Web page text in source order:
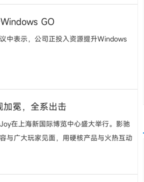
GO
中表示，公司正投入资源提升Windows
冕，全系出击
在上海新国际博览中心盛大举行。影驰
与广大玩家见面，用硬核产品与火热互动